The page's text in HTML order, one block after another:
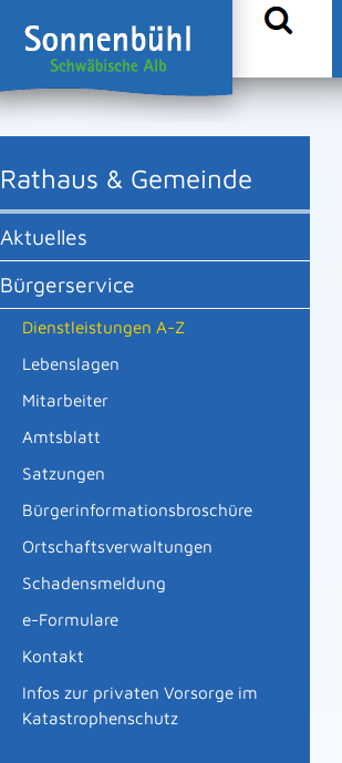
Rathaus & Gemeinde
Aktuelles
Bürgerservice
Dienstleistungen A-Z
Lebenslagen
Mitarbeiter
Amtsblatt
Satzungen
Bürgerinformationsbroschüre
Ortschaftsverwaltungen
Schadensmeldung
e-Formulare
Kontakt
Infos zur privaten Vorsorge im
Katastrophenschutz